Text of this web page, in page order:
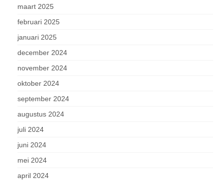
maart 2025
februari 2025
januari 2025
december 2024
november 2024
oktober 2024
september 2024
augustus 2024
juli 2024
juni 2024
mei 2024
april 2024